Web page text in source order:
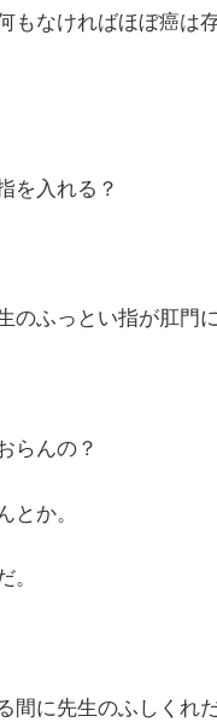
もなければほぼ癌は
を入れる？
のふっとい指が肛門
らんの？
とか。
。
間に先生のふしくれ